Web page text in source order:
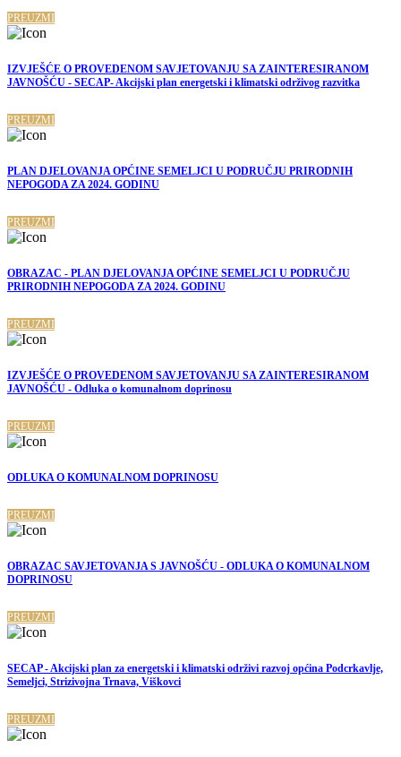
PREUZMI
IZVJEŠĆE O PROVEDENOM SAVJETOVANJU SA ZAINTERESIRANOM
JAVNOŠĆU - SECAP- Akcijski plan energetski i klimatski održivog razvitka
PREUZMI
PLAN DJELOVANJA OPĆINE SEMELJCI U PODRUČJU PRIRODNIH
NEPOGODA ZA 2024. GODINU
PREUZMI
OBRAZAC - PLAN DJELOVANJA OPĆINE SEMELJCI U PODRUČJU
PRIRODNIH NEPOGODA ZA 2024. GODINU
PREUZMI
IZVJEŠĆE O PROVEDENOM SAVJETOVANJU SA ZAINTERESIRANOM
JAVNOŠĆU - Odluka o komunalnom doprinosu
PREUZMI
ODLUKA O KOMUNALNOM DOPRINOSU
PREUZMI
OBRAZAC SAVJETOVANJA S JAVNOŠĆU - ODLUKA O KOMUNALNOM
DOPRINOSU
PREUZMI
SECAP - Akcijski plan za energetski i klimatski održivi razvoj općina Podcrkavlje,
Semeljci, Strizivojna Trnava, Viškovci
PREUZMI